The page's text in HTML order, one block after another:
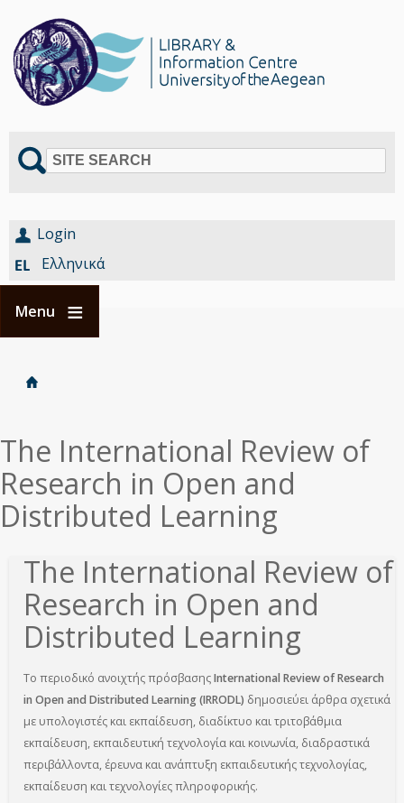
SITE SEARCH
Login
Ελληνικά
Menu
Breadcrumbs
Είστε
The International Review of
Research in Open and
Distributed Learning
The International Review of
Research in Open and
Distributed Learning
Το περιοδικό ανοιχτής πρόσβασηςInternational Review of Research
in Open and Distributed Learning (IRRODL) δημοσιεύει άρθρα σχετικά
με υπολογιστές και εκπαίδευση, διαδίκτυο και τριτοβάθμια
εκπαίδευση, εκπαιδευτική τεχνολογία και κοινωνία, διαδραστικά
περιβάλλοντα, έρευνα και ανάπτυξη εκπαιδευτικής τεχνολογίας,
εκπαίδευση και τεχνολογίες πληροφορικής.